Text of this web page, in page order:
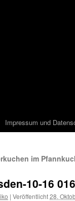
Impressum und
im
10-16 016
| Veröffentlicht28.